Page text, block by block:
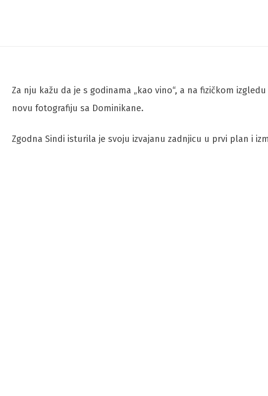
Za nju kažu da je s godinama „kao vino“, a na fizičkom
novu fotografiju sa Dominikane.
Zgodna Sindi isturila je svoju izvajanu zadnjicu u prvi plan i